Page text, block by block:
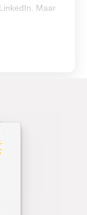
Maar